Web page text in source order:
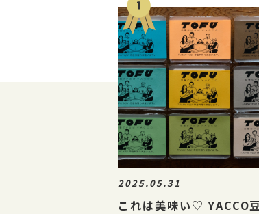
2025.05.31
これは美味い♡ YACCO豆富